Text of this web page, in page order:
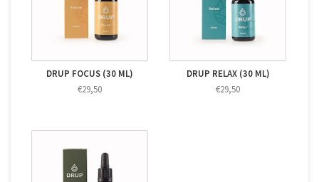
DRUP FOCUS (30 ML)
€29,50
DRUP RELAX (30 ML)
€29,50